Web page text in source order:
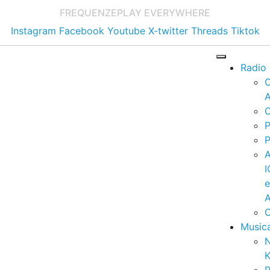
FREQUENZEPLAY EVERYWHERE
Instagram Facebook Youtube X-twitter Threads Tiktok
Radio
e